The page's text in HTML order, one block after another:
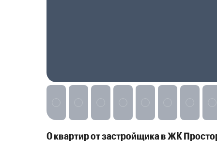
0 квартир от застройщика в ЖК